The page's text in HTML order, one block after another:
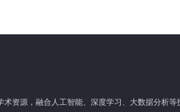
术资源，融合人工智能、深度学习、大数据分析